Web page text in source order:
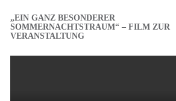
„EIN GANZ BESONDERER
SOMMERNACHTSTRAUM“ – FILM ZUR
VERANSTALTUNG